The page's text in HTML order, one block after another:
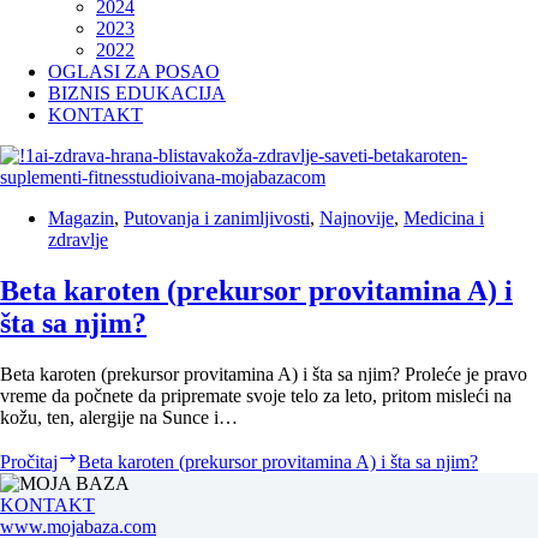
2024
2023
2022
OGLASI ZA POSAO
BIZNIS EDUKACIJA
KONTAKT
Magazin, Putovanja i zanimljivosti, Najnovije, Medicina i
zdravlje
Beta karoten (prekursor provitamina A) i
šta sa njim?
Beta karoten (prekursor provitamina A) i šta sa njim? Proleće je pravo
vreme da počnete da pripremate svoje telo za leto, pritom misleći na
kožu, ten, alergije na Sunce i…
Pročitaj Beta karoten (prekursor provitamina A) i šta sa njim?
KONTAKT
www.mojabaza.com